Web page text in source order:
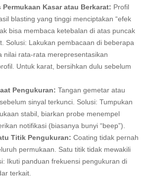
Kasar atau Berkarat: Profil
blasting yang tinggi menciptakan “efek
bisa membaca ketebalan di atas puncak
Solusi: Lakukan pembacaan di beberapa
nilai rata-rata merepresentasikan
Untuk karat, bersihkan dulu sebelum
Pengukuran: Tangan gemetar atau
sinyal terkunci. Solusi: Tumpukan
stabil, biarkan probe menempel
notifikasi (biasanya bunyi “beep”).
Titik Pengukuran: Coating tidak pernah
permukaan. Satu titik tidak mewakili
Ikuti panduan frekuensi pengukuran di
terkait.